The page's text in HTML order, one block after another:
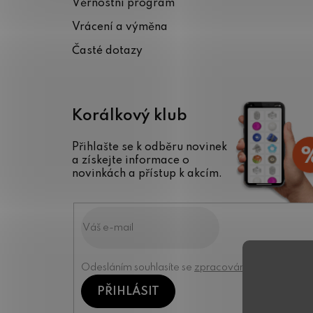
Věrnostní program
Vrácení a výměna
Časté dotazy
Korálkový klub
Přihlašte se k odběru novinek
a získejte informace o
novinkách a přístup k akcím.
Odesláním souhlasíte se zpracováním osobních
PŘIHLÁSIT